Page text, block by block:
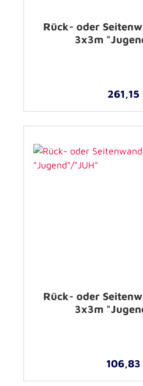
Rück- oder
3x3m
261,15
Rück- oder
3x3m